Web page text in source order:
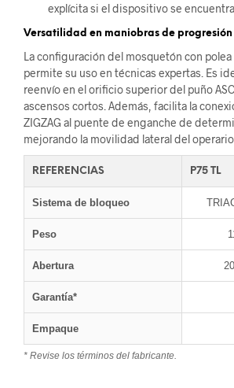
explícita si el dispositivo se
Versatilidad en maniobras de progresión
La configuración del mosquetón con polea
permite su uso en técnicas expertas. Es
reenvío en el orificio superior del puño
ascensos cortos. Además, facilita la
ZIGZAG al puente de enganche de
mejorando la movilidad lateral del operario.
REFERENCIAS P75 TL
Sistema de bloqueo
Peso
Abertura
Garantía*
Empaque
* Revise los términos del fabricante.